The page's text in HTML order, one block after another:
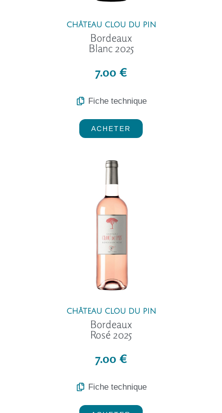
CHÂTEAU CLOU DU PIN
Bordeaux
Blanc 2025
7.00 €
Fiche technique
ACHETER
CHÂTEAU CLOU DU PIN
Bordeaux
Rosé 2025
7.00 €
Fiche technique